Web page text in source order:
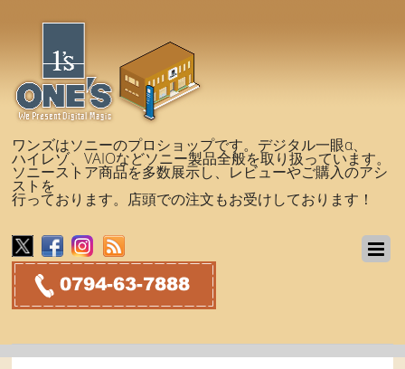
ワンズはソニーのプロショップです。デジタル一眼α、
ハイレゾ、VAIOなどソニー製品全般を取り扱っています。
ソニーストア商品を多数展示し、レビューやご購入のアシ
ストを
行っております。店頭での注文もお受けしております！